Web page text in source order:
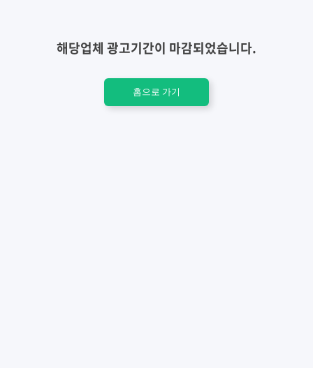
해당업체 광고기간이 마감되었습니다.
홈으로 가기